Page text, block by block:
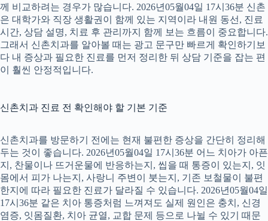
께 비교하려는 경우가 많습니다. 2026년05월04일 17시36분 신촌
은 대학가와 직장 생활권이 함께 있는 지역이라 내원 동선, 진료
시간, 상담 설명, 치료 후 관리까지 함께 보는 흐름이 중요합니다.
그래서 신촌치과를 알아볼 때는 광고 문구만 빠르게 확인하기보
다 내 증상과 필요한 진료를 먼저 정리한 뒤 상담 기준을 잡는 편
이 훨씬 안정적입니다.
신촌치과 진료 전 확인해야 할 기본 기준
신촌치과를 방문하기 전에는 현재 불편한 증상을 간단히 정리해
두는 것이 좋습니다. 2026년05월04일 17시36분 어느 치아가 아픈
지, 찬물이나 뜨거운물에 반응하는지, 씹을 때 통증이 있는지, 잇
몸에서 피가 나는지, 사랑니 주변이 붓는지, 기존 보철물이 불편
한지에 따라 필요한 진료가 달라질 수 있습니다. 2026년05월04일
17시36분 같은 치아 통증처럼 느껴져도 실제 원인은 충치, 신경
염증, 잇몸질환, 치아 균열, 교합 문제 등으로 나뉠 수 있기 때문